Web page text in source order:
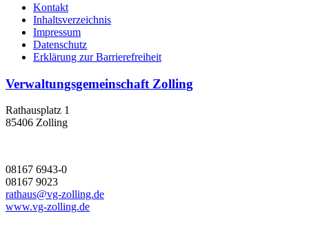
Kontakt
Inhaltsverzeichnis
Impressum
Datenschutz
Erklärung zur Barrierefreiheit
Verwaltungsgemeinschaft Zolling
Rathausplatz 1
85406 Zolling
08167 6943-0
08167 9023
rathaus@vg-zolling.de
www.vg-zolling.de